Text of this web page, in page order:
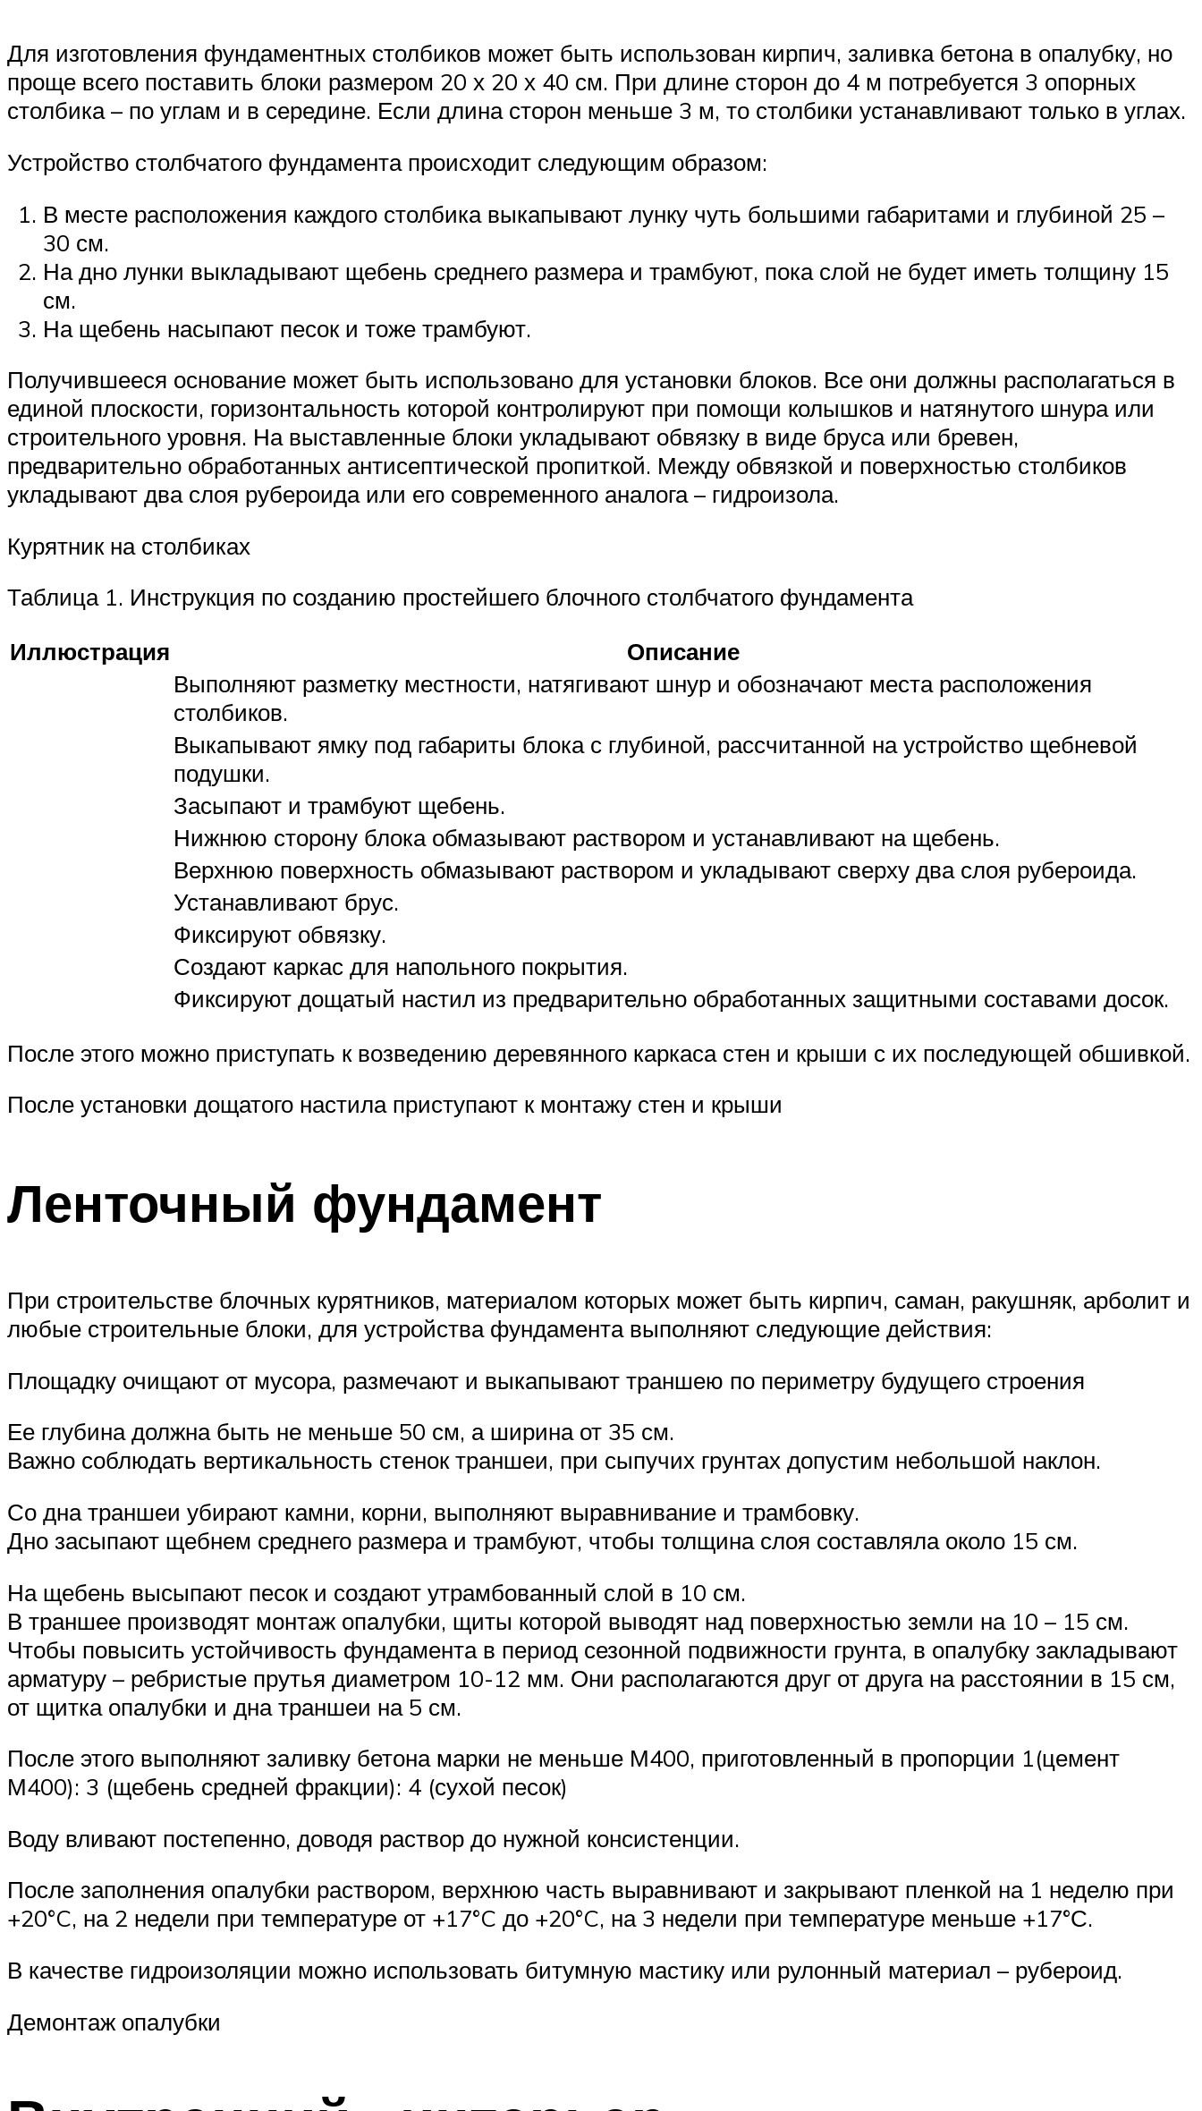
Для изготовления фундаментных столбиков может быть использован кирпич, заливка бетона в опалубку, но
проще всего поставить блоки размером 20 х 20 х 40 см. При длине сторон до 4 м потребуется 3 опорных
столбика – по углам и в середине. Если длина сторон меньше 3 м, то столбики устанавливают только в углах.
Устройство столбчатого фундамента происходит следующим образом:
В месте расположения каждого столбика выкапывают лунку чуть большими габаритами и глубиной 25 –
30 см.
На дно лунки выкладывают щебень среднего размера и трамбуют, пока слой не будет иметь толщину 15
см.
На щебень насыпают песок и тоже трамбуют.
Получившееся основание может быть использовано для установки блоков. Все они должны располагаться в
единой плоскости, горизонтальность которой контролируют при помощи колышков и натянутого шнура или
строительного уровня. На выставленные блоки укладывают обвязку в виде бруса или бревен,
предварительно обработанных антисептической пропиткой. Между обвязкой и поверхностью столбиков
укладывают два слоя рубероида или его современного аналога – гидроизола.
Курятник на столбиках
Таблица 1. Инструкция по созданию простейшего блочного столбчатого фундамента
Иллюстрация
Описание
Выполняют разметку местности, натягивают шнур и обозначают места расположения
столбиков.
Выкапывают ямку под габариты блока с глубиной, рассчитанной на устройство щебневой
подушки.
Засыпают и трамбуют щебень.
Нижнюю сторону блока обмазывают раствором и устанавливают на щебень.
Верхнюю поверхность обмазывают раствором и укладывают сверху два слоя рубероида.
Устанавливают брус.
Фиксируют обвязку.
Создают каркас для напольного покрытия.
Фиксируют дощатый настил из предварительно обработанных защитными составами досок.
После этого можно приступать к возведению деревянного каркаса стен и крыши с их последующей обшивкой.
После установки дощатого настила приступают к монтажу стен и крыши
Ленточный фундамент
При строительстве блочных курятников, материалом которых может быть кирпич, саман, ракушняк, арболит и
любые строительные блоки, для устройства фундамента выполняют следующие действия:
Площадку очищают от мусора, размечают и выкапывают траншею по периметру будущего строения
Ее глубина должна быть не меньше 50 см, а ширина от 35 см.
Важно соблюдать вертикальность стенок траншеи, при сыпучих грунтах допустим небольшой наклон.
Со дна траншеи убирают камни, корни, выполняют выравнивание и трамбовку.
Дно засыпают щебнем среднего размера и трамбуют, чтобы толщина слоя составляла около 15 см.
На щебень высыпают песок и создают утрамбованный слой в 10 см.
В траншее производят монтаж опалубки, щиты которой выводят над поверхностью земли на 10 – 15 см.
Чтобы повысить устойчивость фундамента в период сезонной подвижности грунта, в опалубку закладывают
арматуру – ребристые прутья диаметром 10-12 мм. Они располагаются друг от друга на расстоянии в 15 см,
от щитка опалубки и дна траншеи на 5 см.
После этого выполняют заливку бетона марки не меньше М400, приготовленный в пропорции 1(цемент
М400): 3 (щебень средней фракции): 4 (сухой песок)
Воду вливают постепенно, доводя раствор до нужной консистенции.
После заполнения опалубки раствором, верхнюю часть выравнивают и закрывают пленкой на 1 неделю при
+20°C, на 2 недели при температуре от +17°C до +20°C, на 3 недели при температуре меньше +17°С.
В качестве гидроизоляции можно использовать битумную мастику или рулонный материал – рубероид.
Демонтаж опалубки